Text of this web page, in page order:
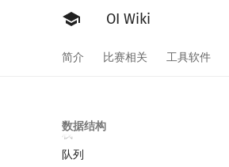
OI Wiki
简介 比赛相关 工具软件
数据结构
栈
队列